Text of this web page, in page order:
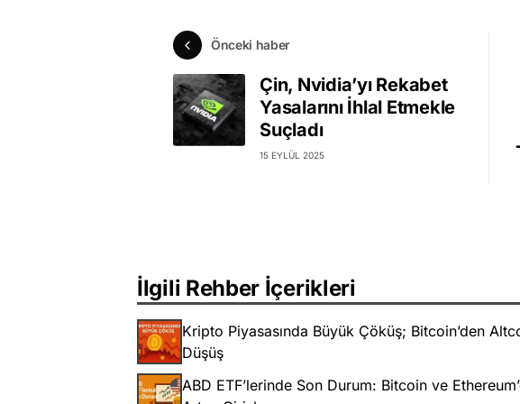
Önceki haber
Çin, Nvidia’yı Rekabet
Yasalarını İhlal Etmekle
Suçladı
15 EYLÜL 2025
İlgili Rehber İçerikleri
Kripto Piyasasında Büyük Çöküş; Bitcoin’den
Düşüş
ABD ETF’lerinde Son Durum: Bitcoin ve